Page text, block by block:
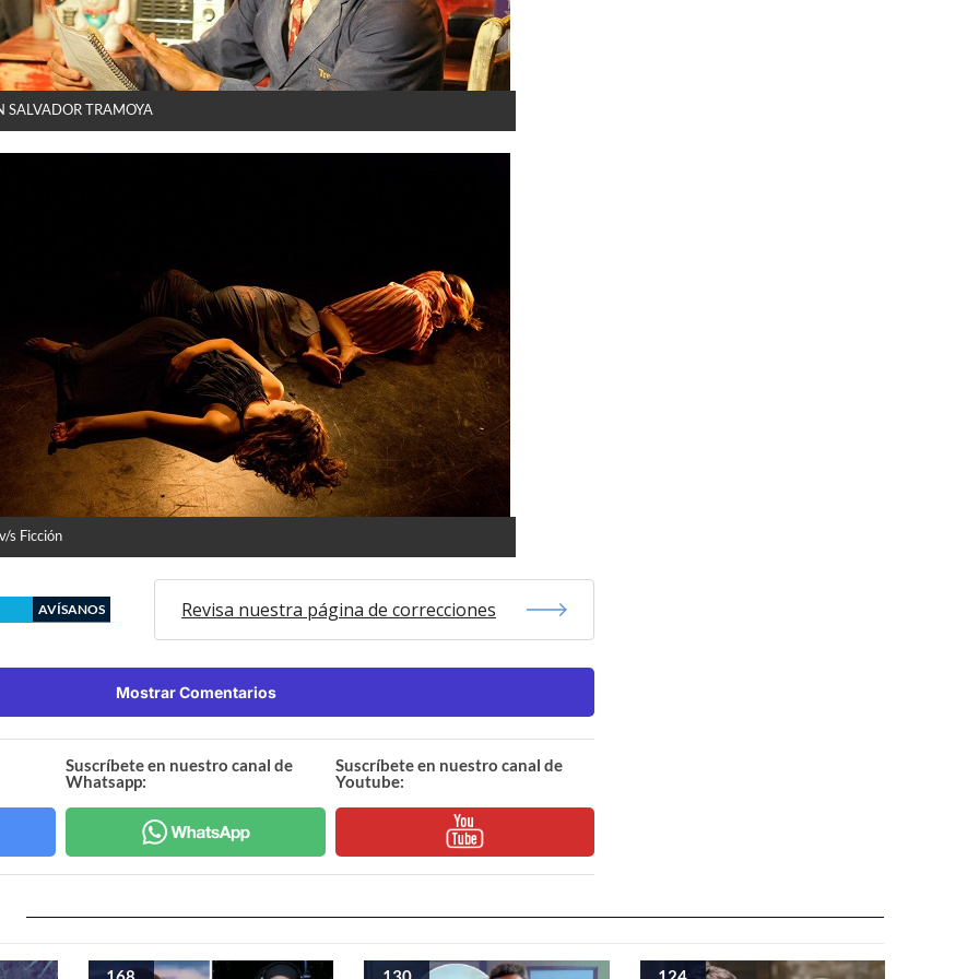
SALVADOR TRAMOYA
s Ficción
AVÍSANOS Revisa nuestra página de correcciones
Mostrar Comentarios
Suscríbete en nuestro canal de
Whatsapp:
Suscríbete en nuestro canal de
Youtube: